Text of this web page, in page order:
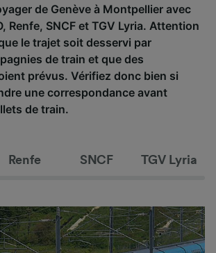
de Genève à Montpellier avec
Renfe, SNCF et TGV Lyria. Attention
le trajet soit desservi par
de train et que des
prévus. Vérifiez donc bien si
une correspondance avant
de train.
Renfe SNCF TGV Lyria